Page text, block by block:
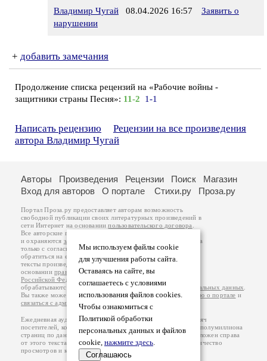
Владимир Чугай 08.04.2026 16:57
Заявить о
нарушении
+ добавить замечания
Продолжение списка рецензий на «Рабочие войны -
защитники страны Песня»: 11-2 1-1
Написать рецензию
Рецензии на все произведения
автора Владимир Чугай
Мы используем файлы cookie
для улучшения работы сайта.
Оставаясь на сайте, вы
соглашаетесь с условиями
использования файлов cookies.
Чтобы ознакомиться с
Политикой обработки
персональных данных и файлов
cookie, нажмите здесь.
Соглашаюсь
Авторы Произведения Рецензии Поиск
Магазин
Вход для авторов
О портале Стихи.ру Проза.ру
Портал Проза.ру предоставляет авторам возможность
свободной публикации своих литературных произведений в
сети Интернет на основаниипользовательского договора
Все авторские права на произведения принадлежат авторам
и охраняются законом
. Перепечатка произведений возможна
только с согласия его автора, к которому вы можете
обратиться на его авторской странице. Ответственность за
тексты произведений авторы несут самостоятельно на
основанииправил публикацииизаконодательства
Российской Федерации
обрабатываются на основанииПолитики обработки персональных данных
Вы также можете посмотреть более подробнуюинформацию о портале и
связаться с администрацией
Ежедневная аудитория портала Проза.ру – порядка 100 тысяч
посетителей, которые в общей сумме просматривают более полумиллиона
страниц по данным счетчика посещаемости, который расположен справа
от этого текста. В каждой графе указано по две цифры: количество
просмотров и количество посетителей.